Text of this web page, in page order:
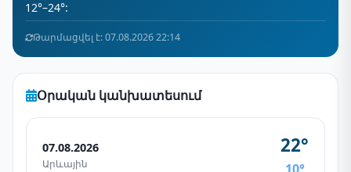
12°–24°:
Թարմացվել է: 07.08.2026 22:14
Օրական կանխատեսում
07.08.2026
Արևային
22°